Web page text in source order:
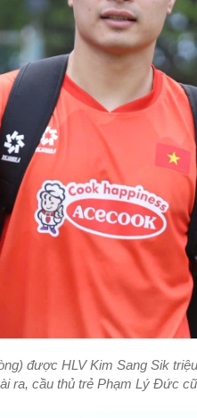
được HLV Kim Sang Sik
ra, cầu thủ trẻ Phạm Lý Đức